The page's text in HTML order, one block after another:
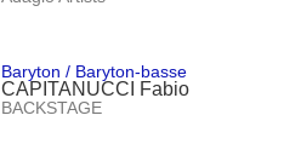
Baryton / Baryton-basse
CAPITANUCCI Fabio
BACKSTAGE